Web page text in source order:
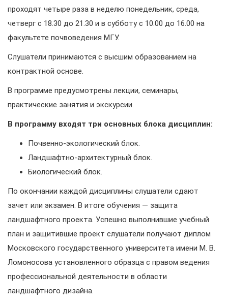
проходят четыре раза в неделю понедельник, среда,
четверг с 18.30 до 21.30 и в субботу с 10.00 до 16.00 на
факультете почвоведения МГУ.
Слушатели принимаются с высшим образованием на
контрактной основе.
В программе предусмотрены лекции, семинары,
практические занятия и экскурсии.
В программу входят три основных блока дисциплин:
Почвенно-экологический блок.
Ландшафтно-архитектурный блок.
Биологический блок.
По окончании каждой дисциплины слушатели сдают
зачет или экзамен. В итоге обучения — защита
ландшафтного проекта. Успешно выполнившие учебный
план и защитившие проект слушатели получают диплом
Московского государственного университета имени М. В.
Ломоносова установленного образца с правом ведения
профессиональной деятельности в области
ландшафтного дизайна.